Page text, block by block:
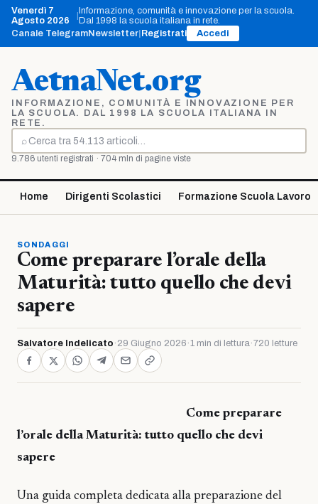
Vai
contenuto
Venerdì 7
Agosto 2026
Informazione, comunità e innovazione per la scuola.
Dal 1998 la scuola italiana in rete.
Canale TelegramNewsletter Registrati Accedi
AetnaNet.org
INFORMAZIONE, COMUNITÀ E INNOVAZIONE PER
LA SCUOLA. DAL 1998 LA SCUOLA ITALIANA IN
RETE.
⌕
Cerca
9.786 utenti registrati · 704 mln di pagine viste
Home Dirigenti Scolastici Formazione Scuola Lavoro
SONDAGGI
Come preparare l’orale della
Maturità: tutto quello che devi
sapere
Salvatore Indelicato · 29 Giugno 2026 ·1 min di lettura·720 letture
Come preparare
l’orale della Maturità: tutto quello che devi
sapere
Una guida completa dedicata alla preparazione del